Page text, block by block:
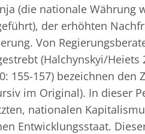
(die nationale Währung
der erhöhten
Von
(Halchynskyi/Heiets
155-157) bezeichnen den
im Original). In dieser
nationalen
Entwicklungsstaat.